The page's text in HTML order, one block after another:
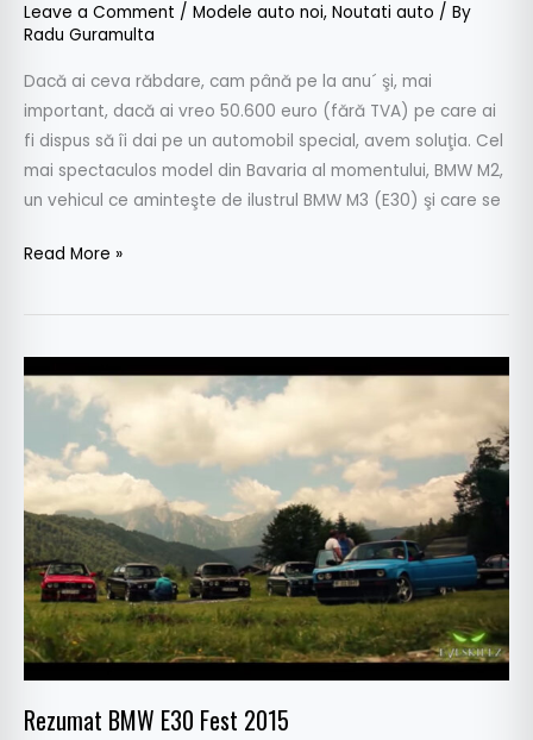
Leave a Comment / Modele auto noi, Noutati auto / By
Radu Guramulta
Dacă ai ceva răbdare, cam până pe la anu´ şi, mai
important, dacă ai vreo 50.600 euro (fără TVA) pe care ai
fi dispus să îi dai pe un automobil special, avem soluţia. Cel
mai spectaculos model din Bavaria al momentului, BMW M2,
un vehicul ce aminteşte de ilustrul BMW M3 (E30) şi care se
Read More »
Rezumat BMW E30 Fest 2015
Rezumat
BMW
Fest
2015